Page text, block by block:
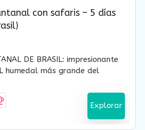
con safaris – 5 días
DE BRASIL: impresionante
humedal más grande del
Explorar